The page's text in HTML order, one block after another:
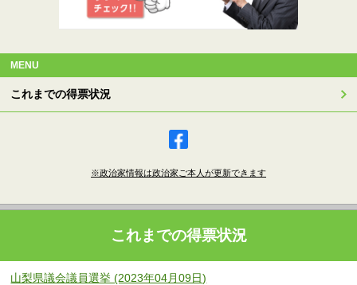
MENU
これまでの得票状況
※政治家情報は政治家ご本人が更新できます
これまでの得票状況
山梨県議会議員選挙 (2023年04月09日)